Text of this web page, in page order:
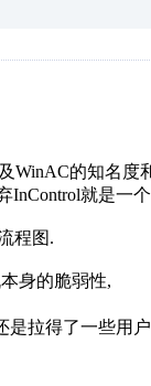
WinAC的知名
InControl就是一
程图.
身的脆弱性,
是拉得了一些用